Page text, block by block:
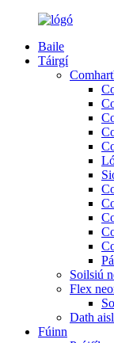
Baile
Táirgí
Soilsiú
Flex
Dath
Fúinn